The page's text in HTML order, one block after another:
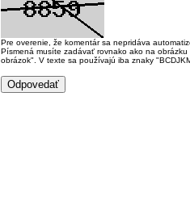
Pre overenie, že komentár sa nepridáva
Písmená musíte zadávať rovnako ako na
obrázok". V texte sa používajú iba znaky